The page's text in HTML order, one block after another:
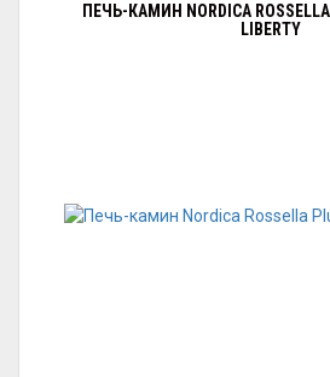
ПЕЧЬ-КАМИН NORDICA ROSSELLA
LIBERTY